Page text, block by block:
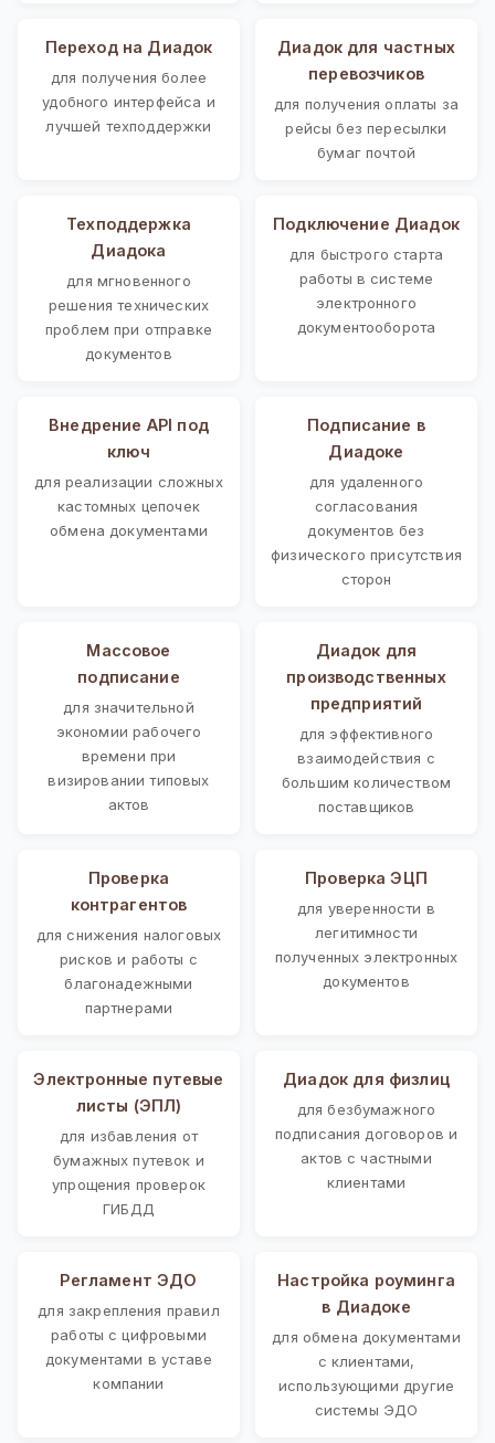
Переход на Диадок
для получения более
удобного интерфейса и
лучшей техподдержки
Диадок для частных
перевозчиков
для получения оплаты за
рейсы без пересылки
бумаг почтой
Техподдержка
Диадока
для мгновенного
решения технических
проблем при отправке
документов
Подключение Диадок
для быстрого старта
работы в системе
электронного
документооборота
Внедрение API под
ключ
для реализации сложных
кастомных цепочек
обмена документами
Подписание в
Диадоке
для удаленного
согласования
документов без
физического присутствия
сторон
Массовое
подписание
для значительной
экономии рабочего
времени при
визировании типовых
актов
Диадок для
производственных
предприятий
для эффективного
взаимодействия с
большим количеством
поставщиков
Проверка
контрагентов
для снижения налоговых
рисков и работы с
благонадежными
партнерами
Проверка ЭЦП
для уверенности в
легитимности
полученных электронных
документов
Электронные путевые
листы (ЭПЛ)
для избавления от
бумажных путевок и
упрощения проверок
ГИБДД
Диадок для физлиц
для безбумажного
подписания договоров и
актов с частными
клиентами
Регламент ЭДО
для закрепления правил
работы с цифровыми
документами в уставе
компании
Настройка роуминга
в Диадоке
для обмена документами
с клиентами,
использующими другие
системы ЭДО